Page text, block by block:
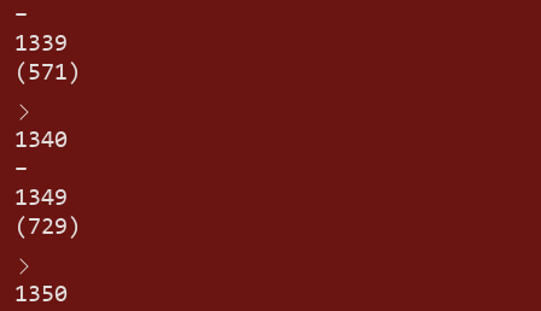
–
1339
(571)
1340
–
1349
(729)
1350